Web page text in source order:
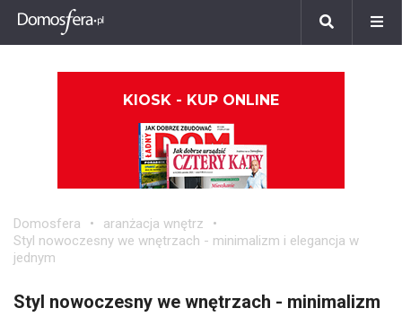
KIOSK - KUP ONLINE
Domosfera
aranżacja wnętrz
Styl nowoczesny we wnętrzach - minimalizm i elegancja w
jednym
Styl nowoczesny we wnętrzach - minimalizm